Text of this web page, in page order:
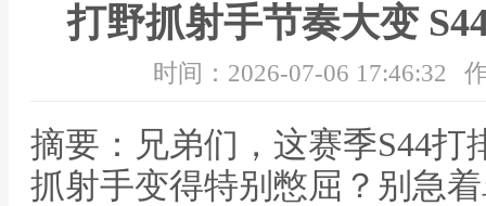
打野抓射手节奏大变
时间：2026-07-06 17:46:32
摘要：兄弟们，这赛季S44
抓射手变得特别憋屈？别急